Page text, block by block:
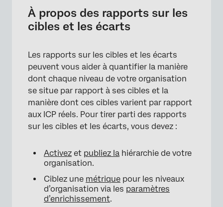
Mise en place d’un widget de tableau avec
calcul de la cible et de la variance
À propos des rapports sur les
cibles et les écarts
Les rapports sur les cibles et les écarts
peuvent vous aider à quantifier la manière
dont chaque niveau de votre organisation
se situe par rapport à ses cibles et la
manière dont ces cibles varient par rapport
aux ICP réels. Pour tirer parti des rapports
sur les cibles et les écarts, vous devez :
Activez et publiez la hiérarchie de votre
organisation.
Ciblez une métrique pour les niveaux
d’organisation via les paramètres
d’enrichissement.